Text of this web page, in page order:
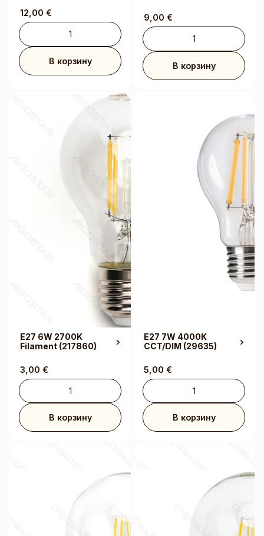
12,00 €
В корзину
9,00 €
В корзину
E27 6W 2700K
Filament (217860)
3,00 €
В корзину
E27 7W 4000K
CCT/DIM (29635)
5,00 €
В корзину